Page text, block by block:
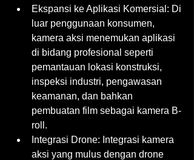
Ekspansi ke Aplikasi Komersial: Di
luar penggunaan konsumen,
kamera aksi menemukan aplikasi
di bidang profesional seperti
pemantauan lokasi konstruksi,
inspeksi industri, pengawasan
keamanan, dan bahkan
pembuatan film sebagai kamera B-
roll.
Integrasi Drone: Integrasi kamera
aksi yang mulus dengan drone